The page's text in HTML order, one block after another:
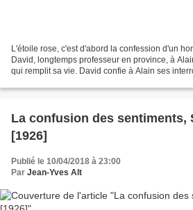
L'étoile rose, c'est d'abord la confession d'un
David, longtemps professeur en province, à
qui remplit sa vie. David confie à Alain ses
La confusion des sentiments,
[1926]
Publié le 10/04/2018 à 23:00
Par Jean-Yves Alt